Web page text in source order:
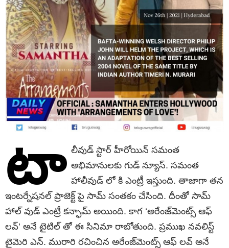
టా లీవుడ్ స్టార్ హీరోయిన్ స‌మంత
అభిమానులకు గుడ్ న్యూస్. స‌మంత
హాలీవుడ్ లో కి ఎంట్రీ ఇస్తుంది. తాజాగా త‌న
ఇంటర్నేష‌నల్ ప్రాజెక్ట్ పై సామ్ సంత‌కం చేసింది. దీంతో సామ్
హాల్ వుడ్ ఎంట్రీ క‌న్ఫామ్ అయింది. కాగ ‘అరేంజ్‌మెంట్స్ ఆఫ్
ల‌వ్’ అనే టైటిల్ తో ఈ సినిమా రాబోతుంది. ప్ర‌ముఖ న‌వలిస్ట్
టైమెరి ఎన్‌. మురారి ర‌చించిన అరేంజ్‌మెంట్స్ ఆఫ్ ల‌వ్ అనే